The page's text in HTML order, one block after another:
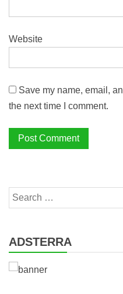
Website
Save my name, email,
the next time I comment.
Search
for:
ADSTERRA